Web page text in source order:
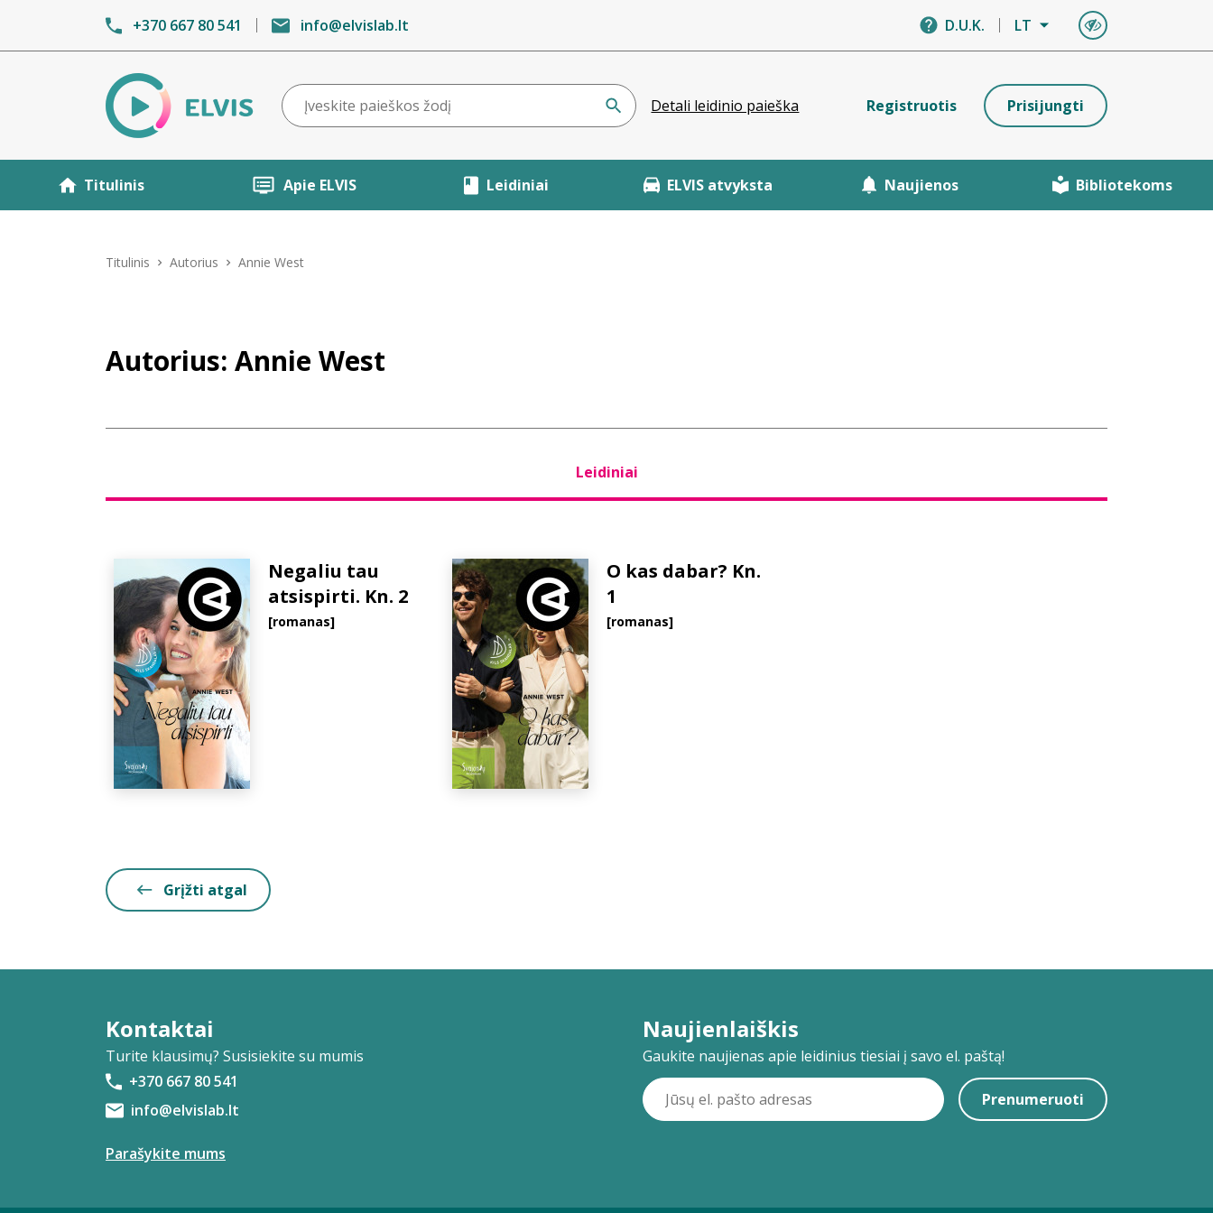
+370 667 80 541 info@elvislab.lt D.U.K. LT
Detali leidinio paieška Registruotis Prisijungti
Titulinis Apie ELVIS Leidiniai ELVIS atvyksta Naujienos Bibliotekoms
Titulinis Autorius Annie West
Autorius: Annie West
Leidiniai
Negaliu tau
atsispirti. Kn. 2
[romanas]
O kas dabar? Kn.
1
[romanas]
Grįžti atgal
Kontaktai
Turite klausimų? Susisiekite su mumis
+370 667 80 541
info@elvislab.lt
Parašykite mums
Naujienlaiškis
Gaukite naujienas apie leidinius tiesiai į savo el. paštą!
Prenumeruoti